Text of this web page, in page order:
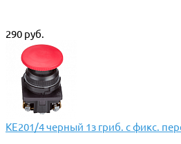
290 руб.
КЕ201/4 черный 1з гриб. с фикс.